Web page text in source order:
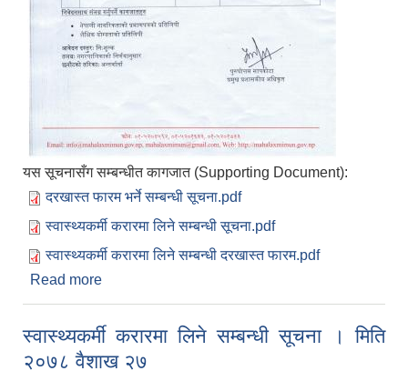
यस सूचनासँग सम्बन्धीत कागजात (Supporting Document):
दरखास्त फारम भर्ने सम्बन्धी सूचना.pdf
स्वास्थ्यकर्मी करारमा लिने सम्बन्धी सूचना.pdf
स्वास्थ्यकर्मी करारमा लिने सम्बन्धी दरखास्त फारम.pdf
Read more
स्वास्थ्यकर्मी करारमा लिने सम्बन्धी सूचना । मिति
२०७८ वैशाख २७